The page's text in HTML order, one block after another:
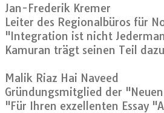
Jan-Frederik Kremer
Leiter des Regionalbüros für
"Integration ist nicht
Kamuran trägt seinen Teil
Malik Riaz Hai Naveed
Gründungsmitglied der
"Für Ihren exzellenten Essay